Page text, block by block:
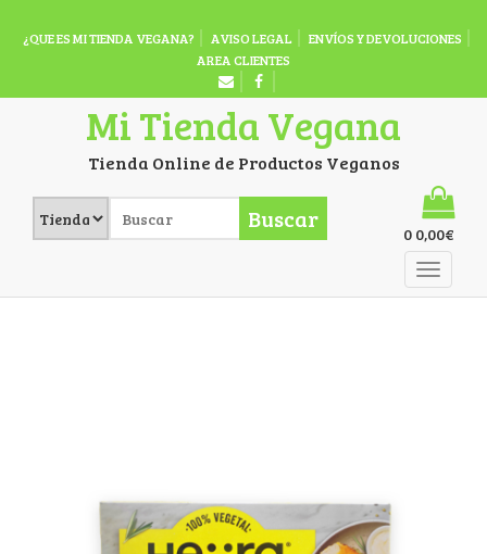
¿QUE ES MI TIENDA VEGANA? AVISO LEGAL
ENVÍOS Y DEVOLUCIONES
AREA CLIENTES
Mi Tienda Vegana
Tienda Online de Productos Veganos
Buscar
0 0,00€